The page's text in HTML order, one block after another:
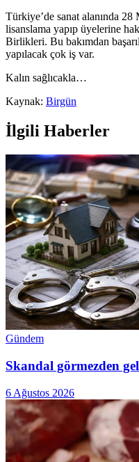
Türkiye’de sanat alanında
lisanslama yapıp üyelerine
Birlikleri. Bu bakımdan
yapılacak çok iş var.
Kalın sağlıcakla…
Kaynak: Birgün
İlgili Haberler
Gündem
Skandal görmezden
6 Ağustos 2026